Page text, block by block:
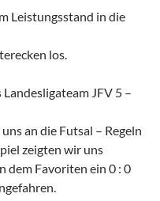
Leistungsstand in die
los.
JFV 5 –
an die Futsal – Regeln
zeigten wir uns
dem Favoriten ein 0 : 0